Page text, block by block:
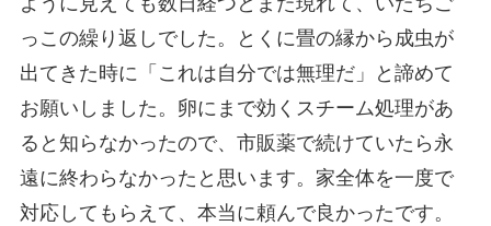
っこの繰り返しでした。とくに畳の縁から成虫が
出てきた時に「これは自分では無理だ」と諦めて
お願いしました。卵にまで効くスチーム処理があ
ると知らなかったので、市販薬で続けていたら永
遠に終わらなかったと思います。家全体を一度で
対応してもらえて、本当に頼んで良かったです。